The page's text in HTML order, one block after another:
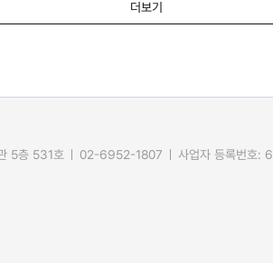
더보기
5층 531호 02-6952-1807 사업자 등록번호: